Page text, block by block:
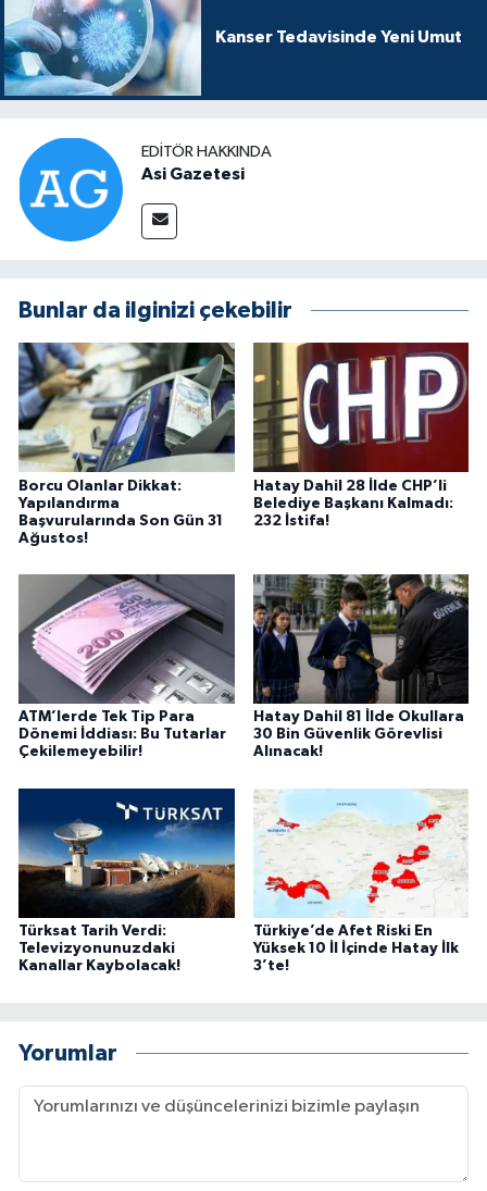
Kanser Tedavisinde Yeni Umut
EDITÖR HAKKINDA
Asi Gazetesi
Bunlar da ilginizi çekebilir
Borcu Olanlar Dikkat:
Yapılandırma
Başvurularında Son Gün 31
Ağustos!
Hatay Dahil 28 İlde CHP’li
Belediye Başkanı Kalmadı:
232 İstifa!
ATM’lerde Tek Tip Para
Dönemi İddiası: Bu Tutarlar
Çekilemeyebilir!
Hatay Dahil 81 İlde Okullara
30 Bin Güvenlik Görevlisi
Alınacak!
Türksat Tarih Verdi:
Televizyonunuzdaki
Kanallar Kaybolacak!
Türkiye’de Afet Riski En
Yüksek 10 İl İçinde Hatay İlk
3’te!
Yorumlar